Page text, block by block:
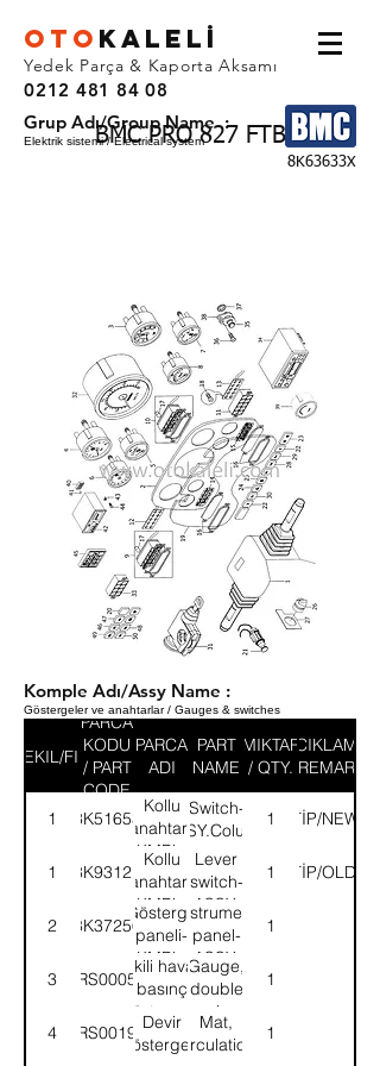
OTO KALEL İ
Yedek Parça & Kaporta Aksamı
0212 481 84 08
BMC PRO 827 FTB
Grup Adı/Group Name :
Elektrik sistemi / Electrical system
8K63633X
Komple Adı/Assy Name :
Göstergeler ve anahtarlar / Gauges & switches
SEKIL/FIG
PARCA
KODU
/ PART
CODE
PARCA
ADI
PART
NAME
MIKTAR
/ QTY.
ACIKLAMA
/ REMARK
1 3K51653
Kollu
anahtar-
KMPL.
Switch-
ASSY.Column
1
YENİTİP/
1 3K93121
Kollu
anahtar-
KMPL.
Lever
switch-
ASSY.
1
ESKİTİP/
2 8K37256
Gösterge
paneli-
KMPL.
Instrument
panel-
ASSY.
1
3 52RS000546
İkili hava
basınç
göstergesi
Gauge,
double
air
pressure
1
4 52RS001912
Devir
göstergesi
Mat,
cırculation
1